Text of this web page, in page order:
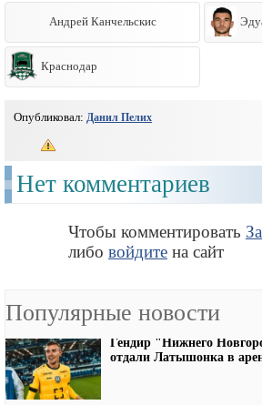
Андрей Канчельскис
Краснодар
Опубликовал: Данил Пелих
Нет комментариев
Чтобы комментировать
либо войдите на сайт
Популярные новости
Гендир "Нижнего
отдали Латышонка в